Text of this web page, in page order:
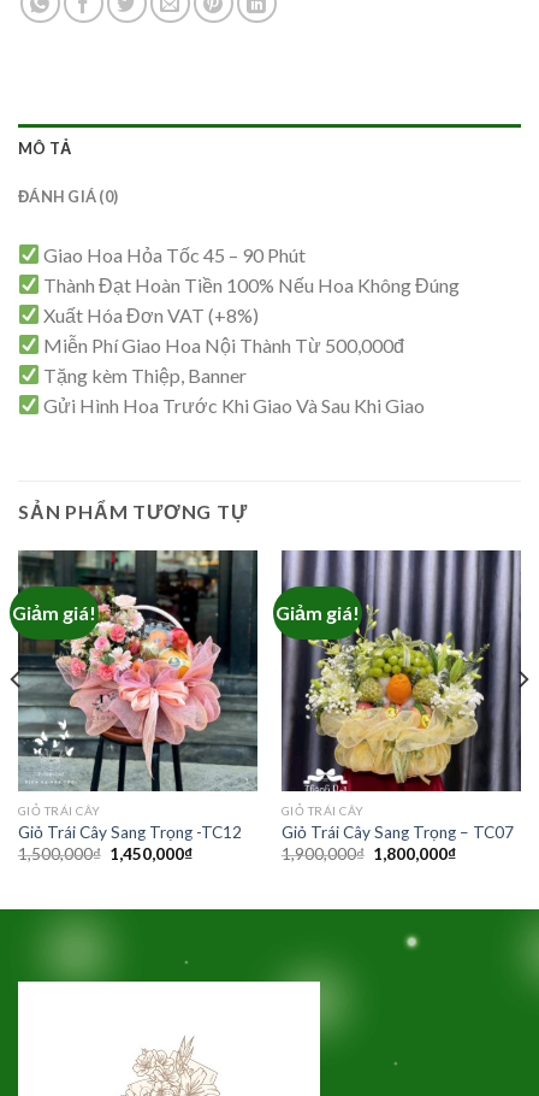
MÔ TẢ
ĐÁNH GIÁ (0)
Giao Hoa Hỏa Tốc 45 – 90 Phút
Thành Đạt Hoàn Tiền 100% Nếu Hoa Không Đúng
Xuất Hóa Đơn VAT (+8%)
Miễn Phí Giao Hoa Nội Thành Từ 500,000đ
Tặng kèm Thiệp, Banner
Gửi Hình Hoa Trước Khi Giao Và Sau Khi Giao
SẢN PHẨM TƯƠNG TỰ
Giảm giá!
GIỎ TRÁI CÂY
Giỏ Trái Cây Sang Trọng -TC12
1,500,000₫ Giá
gốc
1,450,000₫Giá
1,450,000₫.
Giảm giá!
GIỎ TRÁI CÂY
Giỏ Trái Cây Sang Trọng – TC07
1,900,000₫ Giá
gốc
1,800,000₫Giá